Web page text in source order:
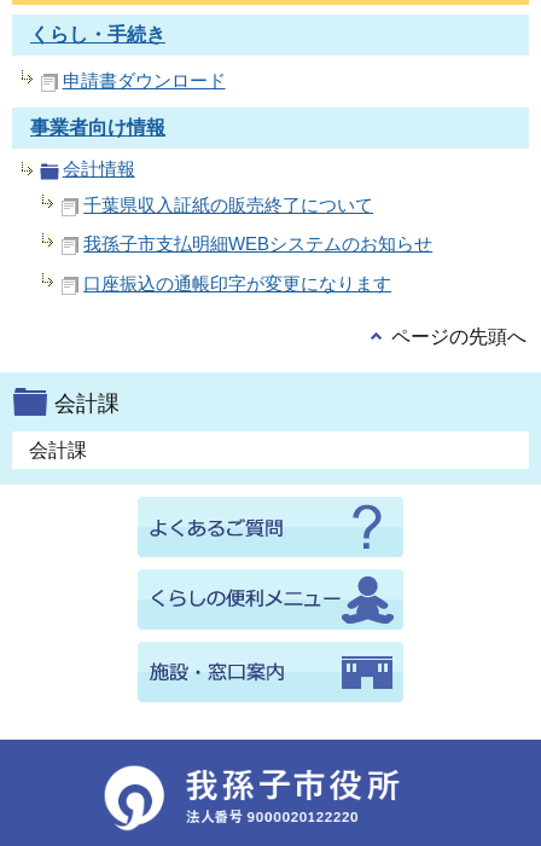
くらし・手続き
申請書ダウンロード
事業者向け情報
会計情報
千葉県収入証紙の販売終了について
我孫子市支払明細WEBシステムのお知らせ
口座振込の通帳印字が変更になります
ページの先頭へ
会計課
会計課